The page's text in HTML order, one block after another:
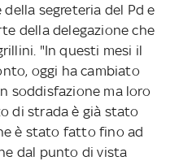
segreteria del Pd e
della delegazione che
"In questi mesi il
oggi ha cambiato
soddisfazione ma loro
di strada è già stato
è stato fatto fino ad
dal punto di vista